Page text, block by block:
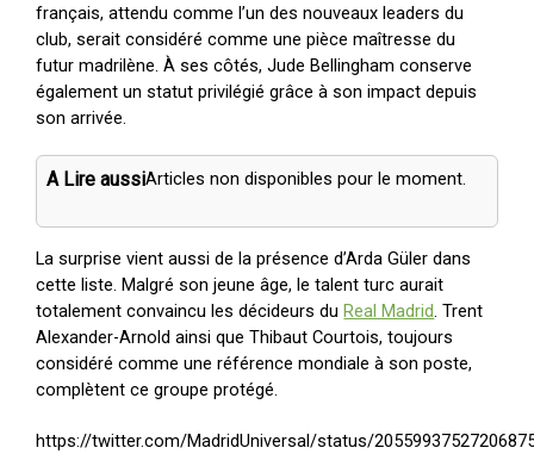
français, attendu comme l’un des nouveaux leaders du
club, serait considéré comme une pièce maîtresse du
futur madrilène. À ses côtés, Jude Bellingham conserve
également un statut privilégié grâce à son impact depuis
son arrivée.
A Lire aussiArticles non disponibles pour le moment.
La surprise vient aussi de la présence d’Arda Güler dans
cette liste. Malgré son jeune âge, le talent turc aurait
totalement convaincu les décideurs duReal Madrid. Trent
Alexander-Arnold ainsi que Thibaut Courtois, toujours
considéré comme une référence mondiale à son poste,
complètent ce groupe protégé.
https://twitter.com/MadridUniversal/status/